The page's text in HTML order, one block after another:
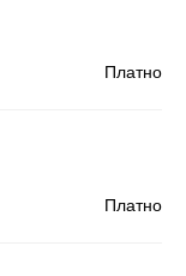
Платно
Платно